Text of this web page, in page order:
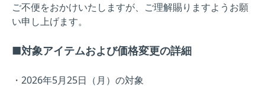
ご不便をおかけいたしますが、ご理解賜りますようお願
い申し上げます。
■対象アイテムおよび価格変更の詳細
・2026年5月25日（月）の対象